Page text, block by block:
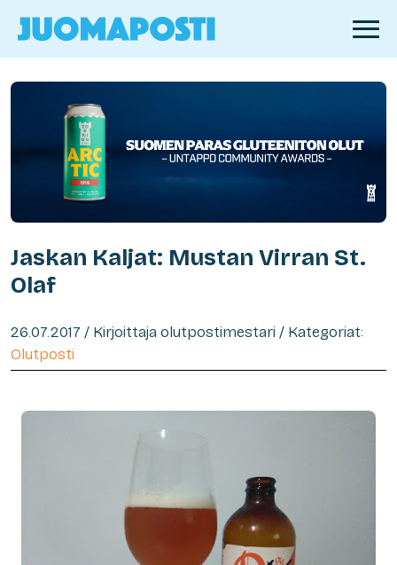
Jaskan Kaljat: Mustan Virran St.
Olaf
26.07.2017 / Kirjoittaja olutpostimestari / Kategoriat:
Olutposti